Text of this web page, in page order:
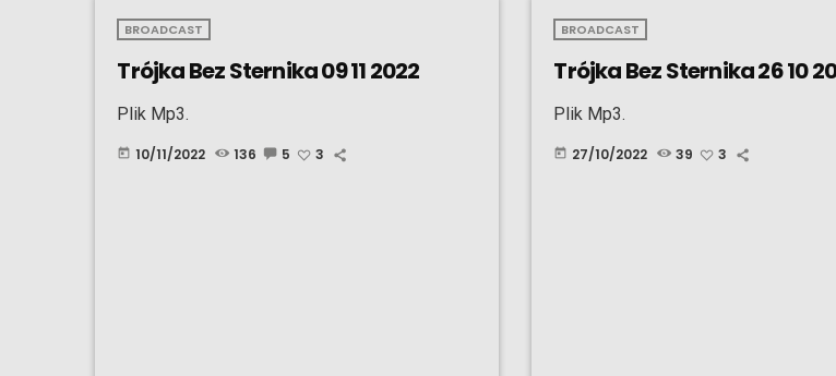
BROADCAST
Trójka Bez Sternika 09 11 2022
Plik Mp3.
today 10/11/2022 136 5 3
BROADCAST
Trójka Bez Sternika 26 10
Plik Mp3.
today 27/10/2022 39 3